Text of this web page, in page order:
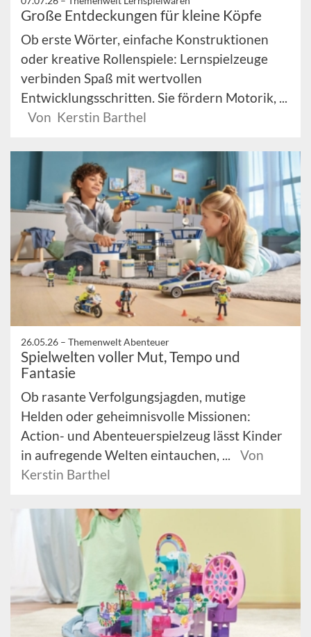
Große Entdeckungen für kleine Köpfe
Ob erste Wörter, einfache Konstruktionen
oder kreative Rollenspiele: Lernspielzeuge
verbinden Spaß mit wertvollen
Entwicklungsschritten. Sie fördern Motorik, ...
Von Kerstin Barthel
26.05.26 – Themenwelt Abenteuer
Spielwelten voller Mut, Tempo und
Fantasie
Ob rasante Verfolgungsjagden, mutige
Helden oder geheimnisvolle Missionen:
Action- und Abenteuerspielzeug lässt Kinder
in aufregende Welten eintauchen, ...
Von
Kerstin Barthel